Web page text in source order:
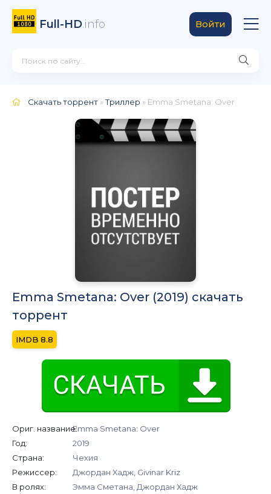
Full-HD.info Войти
Скачать торрент »Триллер » Emma Smetana: Over
Emma Smetana: Over (2019) скачать
торрент
8.8
Ориг. название:Emma Smetana: Over
Год:
2019
Страна:
Чехия
Режиссер:
Джордан Хадж, Givinar Kriz
В ролях:
Эмма Сметана, Джордан Хадж